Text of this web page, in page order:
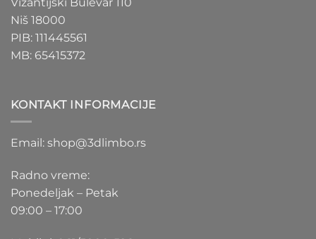
Niš 18000
PIB: 111445561
MB: 65415372
KONTAKT INFORMACIJE
Email: shop@3dlimbo.rs
Radno vreme:
Ponedeljak – Petak
09:00 – 17:00